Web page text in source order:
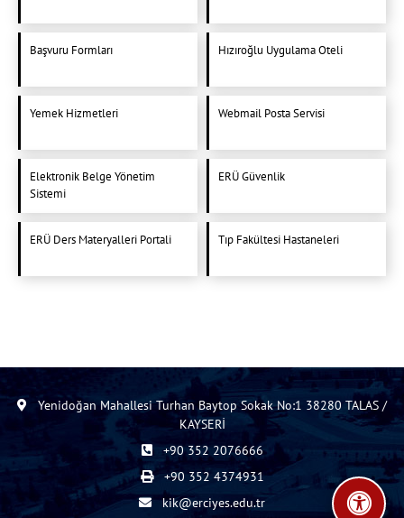
Başvuru Formları Hızıroğlu Uygulama Oteli
Yemek Hizmetleri Webmail Posta Servisi
Elektronik Belge Yönetim
Sistemi
ERÜ Güvenlik
ERÜ Ders Materyalleri Portali Tıp Fakültesi Hastaneleri
Yenidoğan Mahallesi Turhan Baytop Sokak No:1 38280 TALAS /
KAYSERİ
+90 352 2076666
+90 352 4374931
kik@erciyes.edu.tr